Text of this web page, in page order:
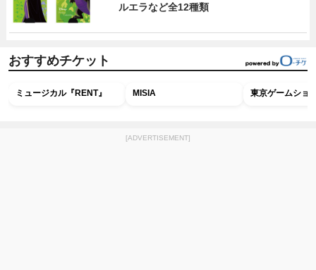
ルエラなど全12種類
おすすめチケット
ミュージカル『RENT』 MISIA 東京ゲームショ
[ADVERTISEMENT]